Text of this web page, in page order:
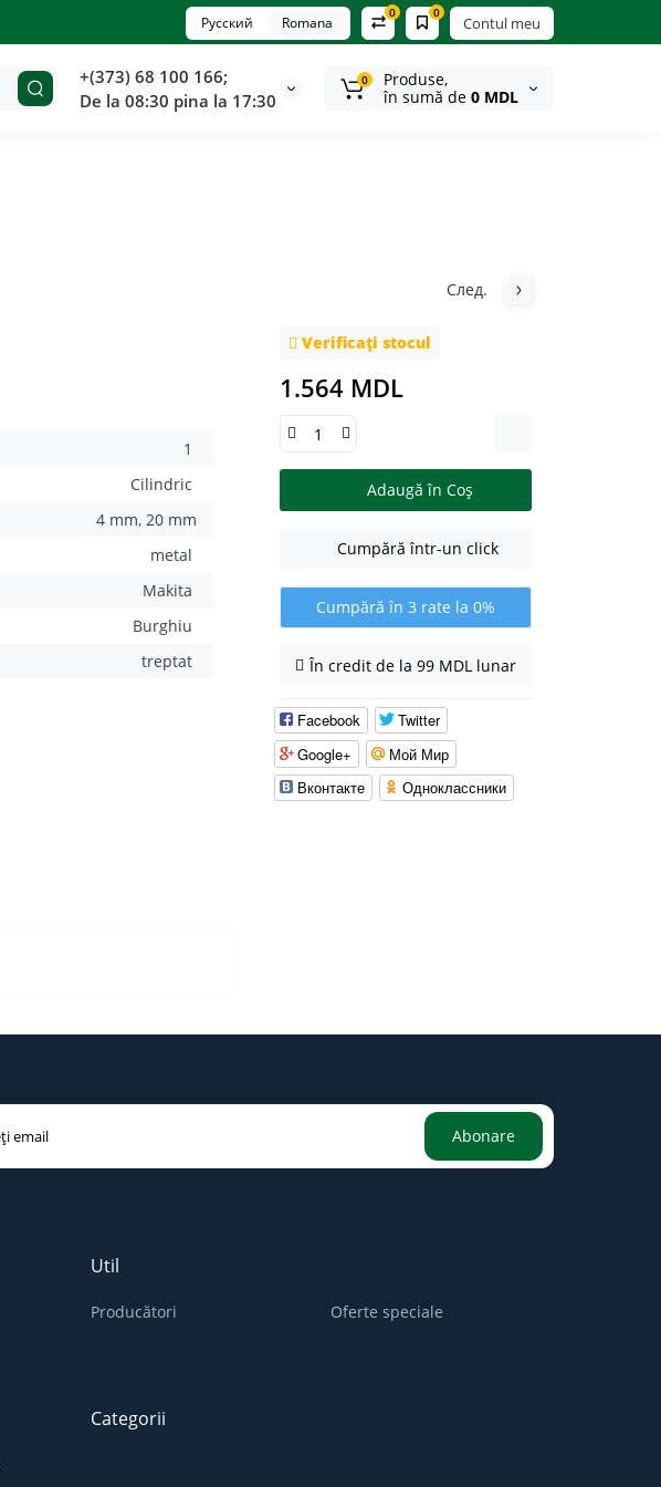
Contul meu
0
0
Русский Romana
+(373) 68 100 166;
De la 08:30 pina la 17:30
0
Produse,
în sumă de 0 MDL
1
Cilindric
4 mm, 20 mm
metal
Makita
Burghiu
treptat
След.
Verificați stocul
1.564 MDL
Adaugă în Coş
Cumpără într-un click
Cumpără în 3 rate la 0%
În credit de la 99 MDL lunar
Facebook
Twitter
Google+
Мой Мир
Вконтакте
Одноклассники
Abonare
Util
Producători Oferte speciale
Categorii